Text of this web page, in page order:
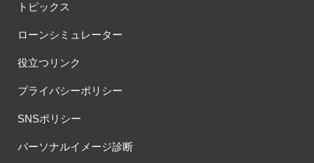
トピックス
ローンシミュレーター
役立つリンク
プライバシーポリシー
SNSポリシー
パーソナルイメージ診断